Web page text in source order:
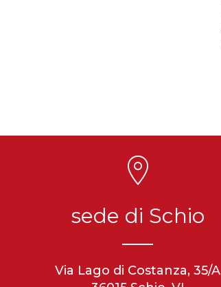
sede di Schio
Via Lago di Costanza, 35/A